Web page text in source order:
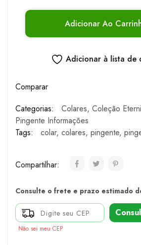
Adicionar Ao
Adicionar à lista de
Comparar
Categorias:
Colares, Coleção
Pingente Informações
Tags:
colar, colares, pingente,
Compartilhar:
Consulte o frete e prazo estimado
Não sei meu CEP